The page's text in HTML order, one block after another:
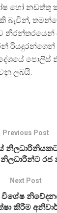
හෝ නඩත්තු
බැවින්,
නිරන්තරයෙන්
රියදුරන්ගෙන්
ලබයි.
Previous Post
රජ
Next Post
විශේෂ
කිරීම